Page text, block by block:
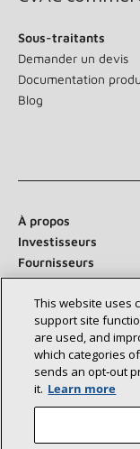
Sous-traitants
Demander un devis
Documentation
Blog
À propos
Investisseurs
Fournisseurs
Salle de presse
Communiquez
This website uses
support site
are used, and
which categories
sends an opt‑out
it. Learn more